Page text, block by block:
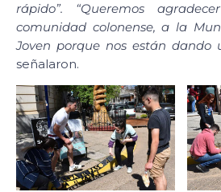
rápido”. “Queremos
comunidad colonense, a la
Joven porque nos están dando
señalaron.